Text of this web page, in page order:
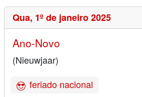
Qua, 1º de janeiro 2025
Ano-Novo
(Nieuwjaar)
feriado nacional